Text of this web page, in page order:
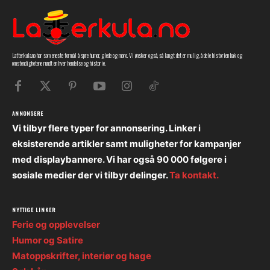
Latterkula.no har som eneste formål å spre humor, glede og moro. Vi ønsker også, så langt det er mulig, å dele historien bak og
omstendighetene rundt en hver hendelse og historie.
ANNONSERE
Vi tilbyr flere typer for annonsering. Linker i
eksisterende artikler samt muligheter for kampanjer
med displaybannere. Vi har også 90 000 følgere i
sosiale medier der vi tilbyr delinger.Ta kontakt.
NYTTIGE LINKER
Ferie og opplevelser
Humor og Satire
Matoppskrifter, interiør og hage